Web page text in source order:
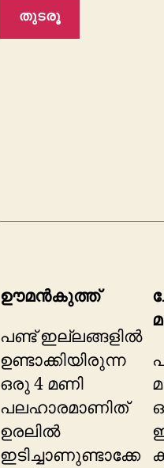
തുടരൂ
ഊമൻകുത്ത്
പണ്ട് ഇല്ലങ്ങളിൽ
ഉണ്ടാക്കിയിരുന്ന
ഒരു 4 മണി
പലഹാരമാണിത്
ഉരലിൽ
ഇടിച്ചാണുണ്ടാക്കേ